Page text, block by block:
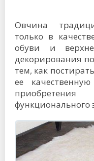
Овчина
только в
обуви и
декорирования
тем, как
ее
функционального